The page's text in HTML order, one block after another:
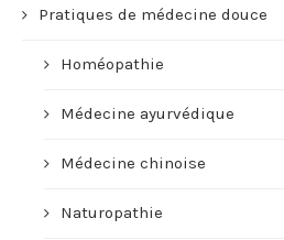
Pratiques de médecine douce
Homéopathie
Médecine ayurvédique
Médecine chinoise
Naturopathie